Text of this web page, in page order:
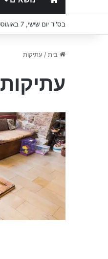
בס''ד יום שישי, 7 באוגוסט 2026 למניינם
בית/ עתיקות
עתיקות